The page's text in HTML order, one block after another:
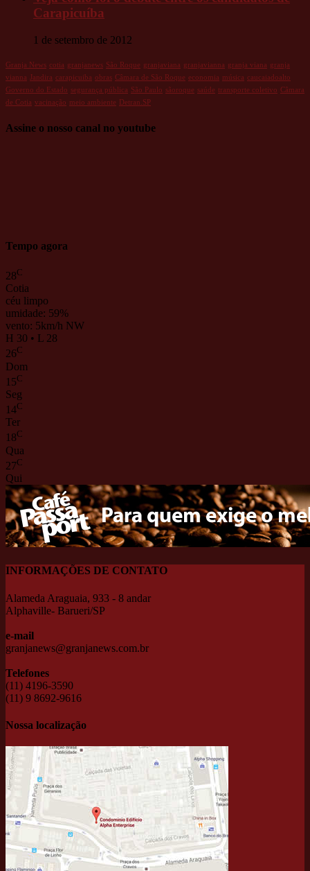
Carapicuíba
1 de setembro de 2012
Granja News cotia granjanews São Roque granjaviana granjavianna granja viana granja
vianna
Jandira carapicuiba obras Câmara de São Roque economia música caucaiadoalto
Governo do Estado segurança pública São Paulo sãoroque saúde transporte coletivo Câmara
de Cotia vacinação meio ambiente Detran.SP
Assine o nosso canal no youtube
Tempo agora
28C
Cotia
céu limpo
umidade: 59%
vento: 5km/h NW
H 30 • L 28
26C
Dom
15C
Seg
14C
Ter
18C
Qua
27C
Qui
INFORMAÇÕES DE CONTATO
Alameda Araguaia, 933 - 8 andar
Alphaville- Barueri/SP
e-mail
granjanews@granjanews.com.br
Telefones
(11) 4196-3590
(11) 9 8692-9616
Nossa localização